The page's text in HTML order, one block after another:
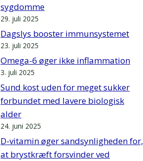
sygdomme
29. juli 2025
Dagslys booster immunsystemet
23. juli 2025
Omega-6 øger ikke inflammation
3. juli 2025
Sund kost uden for meget sukker
forbundet med lavere biologisk
alder
24. juni 2025
D-vitamin øger sandsynligheden for,
at brystkræft forsvinder ved